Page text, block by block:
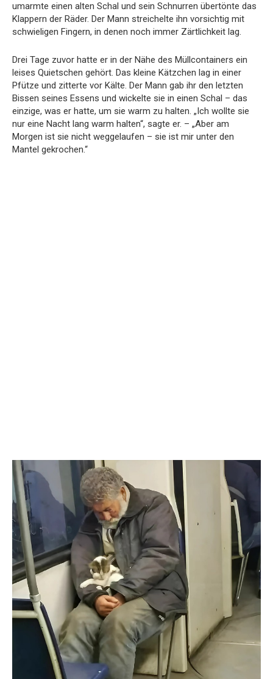
umarmte einen alten Schal und sein Schnurren übertönte das
Klappern der Räder. Der Mann streichelte ihn vorsichtig mit
schwieligen Fingern, in denen noch immer Zärtlichkeit lag.
Drei Tage zuvor hatte er in der Nähe des Müllcontainers ein
leises Quietschen gehört. Das kleine Kätzchen lag in einer
Pfütze und zitterte vor Kälte. Der Mann gab ihr den letzten
Bissen seines Essens und wickelte sie in einen Schal – das
einzige, was er hatte, um sie warm zu halten. „Ich wollte sie
nur eine Nacht lang warm halten“, sagte er. – „Aber am
Morgen ist sie nicht weggelaufen – sie ist mir unter den
Mantel gekrochen.“